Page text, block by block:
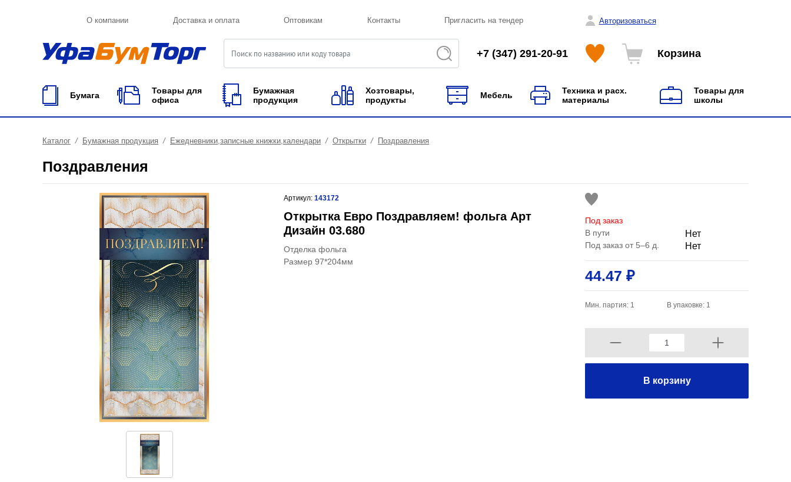
О компании Доставка и оплата Оптовикам Контакты Пригласить на тендер Авторизоваться
+7 (347) 291-20-91 Корзина
Бумага
Товары для
офиса
Бумажная
продукция
Хозтовары,
продукты
Мебель
Техника и расх.
материалы
Товары для
школы
Каталог Бумажная продукция Ежедневники,записные книжки,календари Открытки Поздравления
Поздравления
Артикул: 143172
Открытка Евро Поздравляем! фольга Арт
Дизайн 03.680
Отделка фольга
Размер 97*204мм
Под заказ
В пути
Нет
Под заказ от 5–6 д. Нет
44.47 ₽
Мин. партия: 1 В упаковке: 1
В корзину